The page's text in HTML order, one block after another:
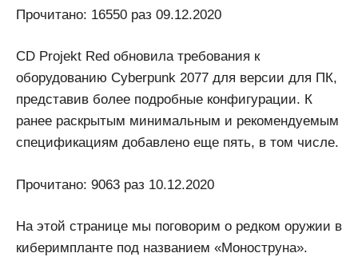
Прочитано: 16550 раз 09.12.2020
CD Projekt Red обновила требования к
оборудованию Cyberpunk 2077 для версии для ПК,
представив более подробные конфигурации. К
ранее раскрытым минимальным и рекомендуемым
спецификациям добавлено еще пять, в том числе.
Прочитано: 9063 раз 10.12.2020
На этой странице мы поговорим о редком оружии в
киберимпланте под названием «Моноструна».